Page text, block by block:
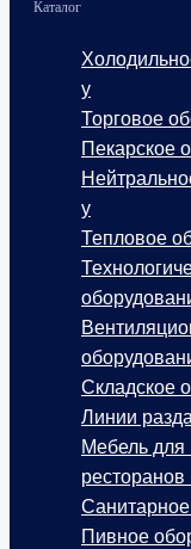
Каталог
у
Торговое
Пекарское
у
Тепловое
Складское
Линии
Мебель для
ресторанов
Пивное